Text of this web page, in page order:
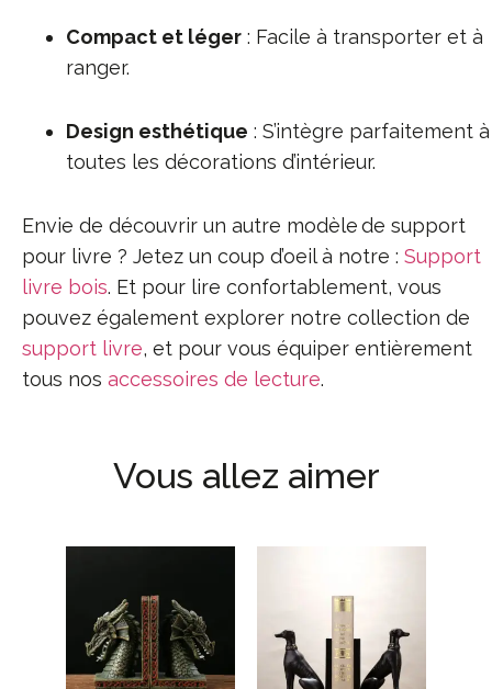
Compact et léger : Facile à transporter et à
ranger.
Design esthétique : S’intègre parfaitement à
toutes les décorations d’intérieur.
Envie de découvrir un autre modèle de support
pour livre ? Jetez un coup d’oeil à notre : Support
livre bois. Et pour lire confortablement, vous
pouvez également explorer notre collection de
support livre, et pour vous équiper entièrement
tous nos accessoires de lecture.
Vous allez aimer